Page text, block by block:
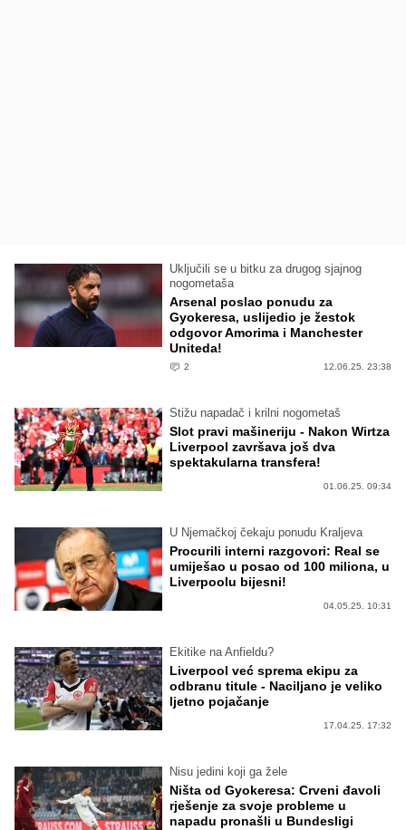
Uključili se u bitku za drugog sjajnog
nogometaša
Arsenal poslao ponudu za
Gyokeresa, uslijedio je žestok
odgovor Amorima i Manchester
Uniteda!
2 12.06.25. 23:38
Stižu napadač i krilni nogometaš
Slot pravi mašineriju - Nakon Wirtza
Liverpool završava još dva
spektakularna transfera!
01.06.25. 09:34
U Njemačkoj čekaju ponudu Kraljeva
Procurili interni razgovori: Real se
umiješao u posao od 100 miliona, u
Liverpoolu bijesni!
04.05.25. 10:31
Ekitike na Anfieldu?
Liverpool već sprema ekipu za
odbranu titule - Naciljano je veliko
ljetno pojačanje
17.04.25. 17:32
Nisu jedini koji ga žele
Ništa od Gyokeresa: Crveni đavoli
rješenje za svoje probleme u
napadu pronašli u Bundesligi